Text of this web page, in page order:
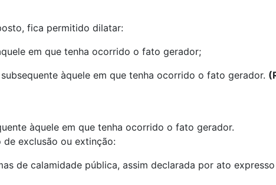
fica permitido dilatar:
em que tenha ocorrido o fato gerador;
àquele em que tenha ocorrido o fato gerador.
àquele em que tenha ocorrido o fato gerador.
de exclusão ou extinção:
de calamidade pública, assim declarada por ato